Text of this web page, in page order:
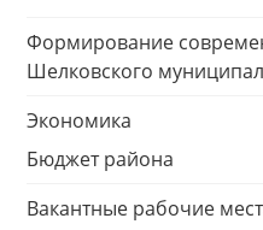
Формирование
Шелковского
Экономика
Бюджет района
Вакантные рабочие